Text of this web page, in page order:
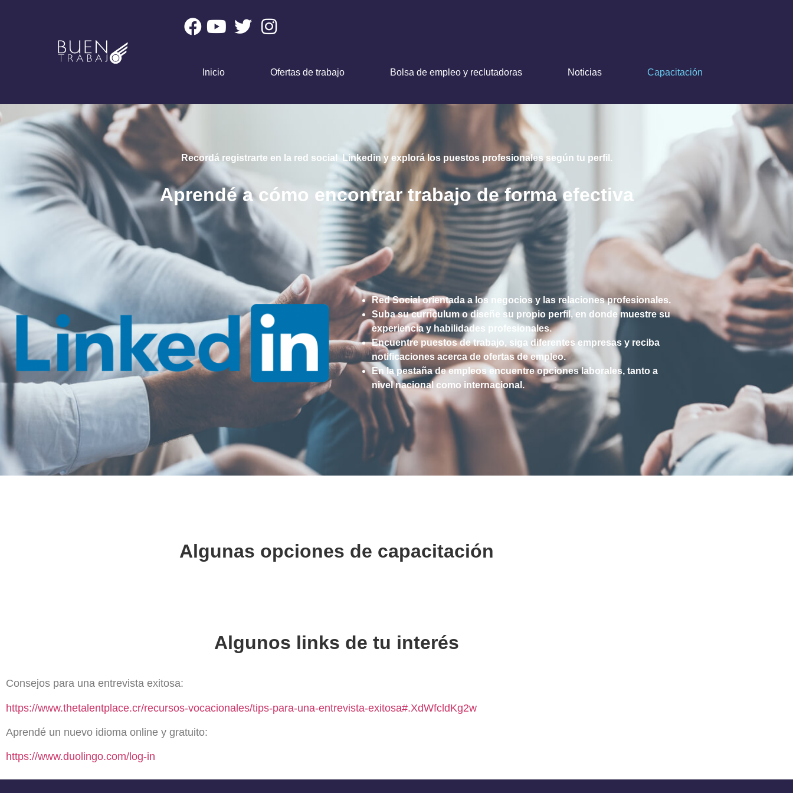
Inicio Ofertas de trabajo Bolsa de empleo y reclutadoras Noticias Capacitación
Recordá registrarte en la red social Linkedin y explorá los puestos profesionales según tu perfil.
Aprendé a cómo encontrar trabajo de forma efectiva
Red Social orientada a los negocios y las relaciones profesionales.
Suba su curriculum o diseñe su propio perfil, en donde muestre su
experiencia y habilidades profesionales.
Encuentre puestos de trabajo, siga diferentes empresas y reciba
notificaciones acerca de ofertas de empleo.
En la pestaña de empleos encuentre opciones laborales, tanto a
nivel nacional como internacional.
Algunas opciones de capacitación
Algunos links de tu interés
Consejos para una entrevista exitosa:
https://www.thetalentplace.cr/recursos-vocacionales/tips-para-una-entrevista-exitosa#.XdWfcldKg2w
Aprendé un nuevo idioma online y gratuito:
https://www.duolingo.com/log-in